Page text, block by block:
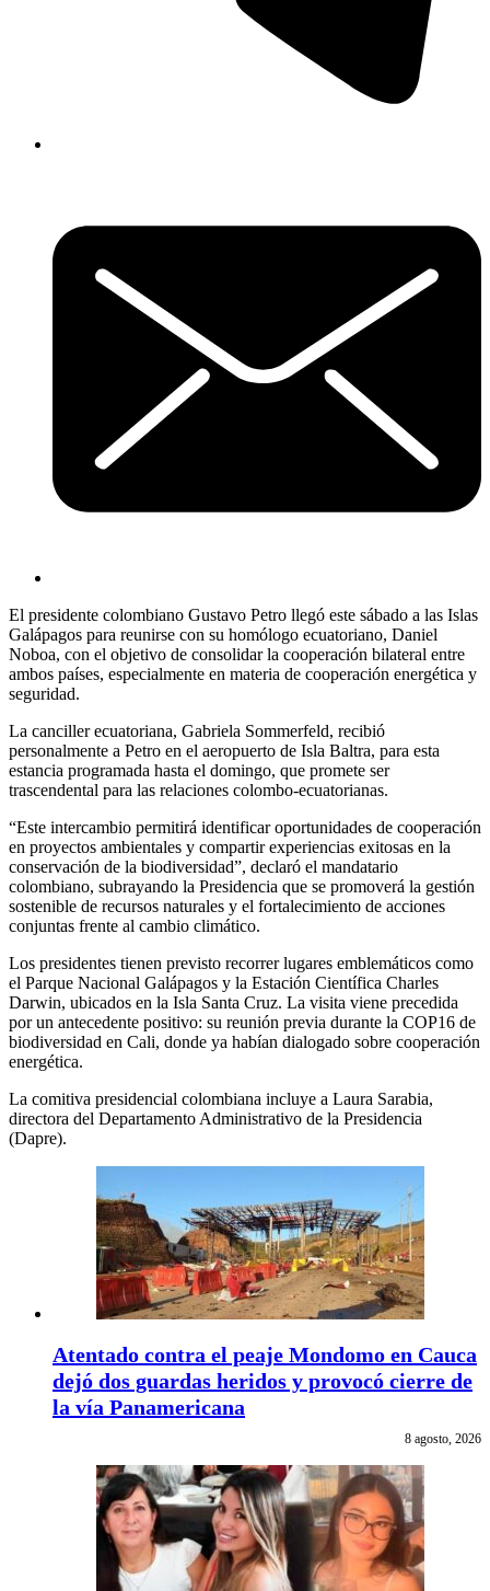
El presidente colombiano Gustavo Petro llegó este sábado a las Islas
Galápagos para reunirse con su homólogo ecuatoriano, Daniel
Noboa, con el objetivo de consolidar la cooperación bilateral entre
ambos países, especialmente en materia de cooperación energética y
seguridad.
La canciller ecuatoriana, Gabriela Sommerfeld, recibió
personalmente a Petro en el aeropuerto de Isla Baltra, para esta
estancia programada hasta el domingo, que promete ser
trascendental para las relaciones colombo-ecuatorianas.
“Este intercambio permitirá identificar oportunidades de cooperación
en proyectos ambientales y compartir experiencias exitosas en la
conservación de la biodiversidad”, declaró el mandatario
colombiano, subrayando la Presidencia que se promoverá la gestión
sostenible de recursos naturales y el fortalecimiento de acciones
conjuntas frente al cambio climático.
Los presidentes tienen previsto recorrer lugares emblemáticos como
el Parque Nacional Galápagos y la Estación Científica Charles
Darwin, ubicados en la Isla Santa Cruz. La visita viene precedida
por un antecedente positivo: su reunión previa durante la COP16 de
biodiversidad en Cali, donde ya habían dialogado sobre cooperación
energética.
La comitiva presidencial colombiana incluye a Laura Sarabia,
directora del Departamento Administrativo de la Presidencia
(Dapre).
Atentado contra el peaje Mondomo en Cauca
dejó dos guardas heridos y provocó cierre de
la vía Panamericana
8 agosto, 2026